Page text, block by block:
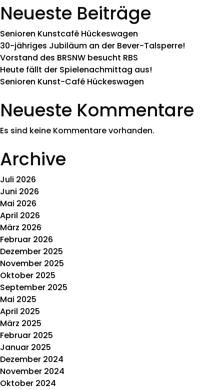
Neueste Beiträge
Senioren Kunstcafè Hückeswagen
30-jähriges Jubiläum an der Bever-Talsperre!
Vorstand des BRSNW besucht RBS
Heute fällt der Spielenachmittag aus!
Senioren Kunst-Café Hückeswagen
Neueste Kommentare
Es sind keine Kommentare vorhanden.
Archive
Juli 2026
Juni 2026
Mai 2026
April 2026
März 2026
Februar 2026
Dezember 2025
November 2025
Oktober 2025
September 2025
Mai 2025
April 2025
März 2025
Februar 2025
Januar 2025
Dezember 2024
November 2024
Oktober 2024